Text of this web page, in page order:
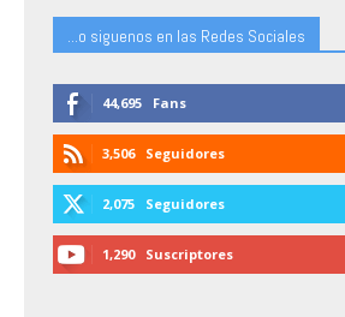
...o siguenos en las Redes Sociales
44,695 Fans
3,506 Seguidores
2,075 Seguidores
1,290 Suscriptores